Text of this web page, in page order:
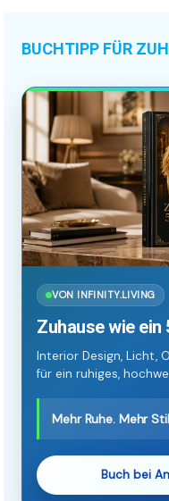
BUCHTIPP FÜR
VON INFINITY.LIVING
Zuhause wie ein
Interior Design, Licht,
für ein ruhiges,
Mehr Ruhe. Mehr
Buch bei